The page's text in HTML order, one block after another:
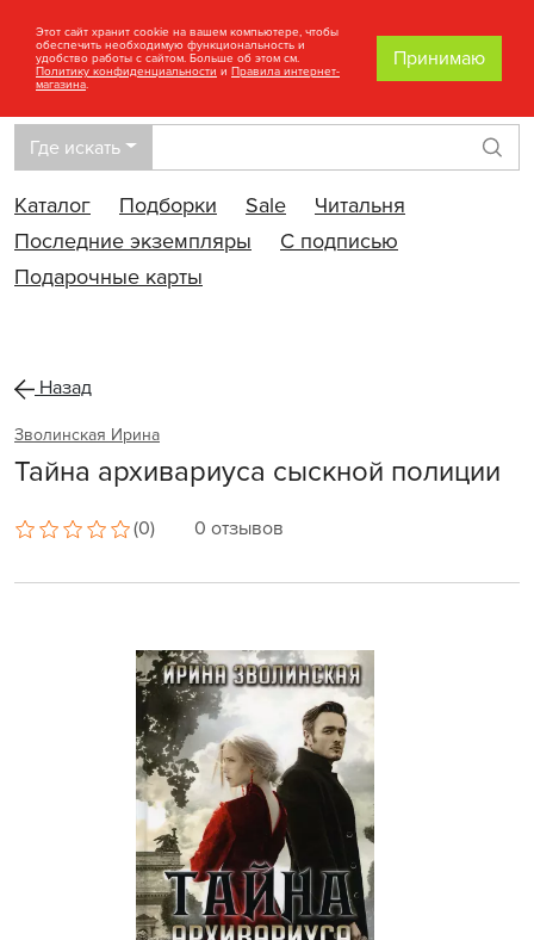
Где искать
Каталог
Подборки Sale
Читальня
Последние экземпляры
С подписью
Подарочные карты
Назад
Зволинская Ирина
Тайна архивариуса сыскной полиции
(0) 0 отзывов
Этот сайт хранит cookie на вашем компьютере, чтобы
обеспечить необходимую функциональность и
удобство работы с сайтом. Больше об этом см.
Политику конфиденциальности и Правила интернет-
магазина.
Принимаю